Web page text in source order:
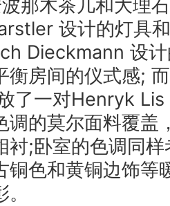
那木茶几和大理
设计的灯具
Dieckmann 设
衡房间的仪式感;
了一对Henryk
调的莫尔面料覆盖
衬;卧室的色调同
铜色和黄铜边饰等